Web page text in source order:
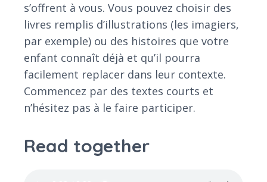
s’offrent à vous. Vous pouvez choisir des
livres remplis d’illustrations (les imagiers,
par exemple) ou des histoires que votre
enfant connaît déjà et qu’il pourra
facilement replacer dans leur contexte.
Commencez par des textes courts et
n’hésitez pas à le faire participer.
Read together